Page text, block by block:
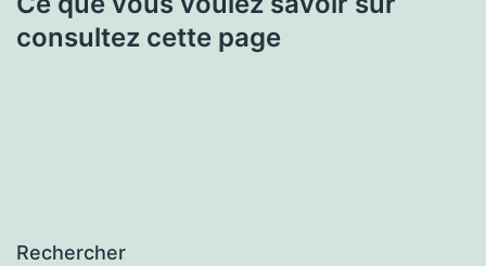
consultez cette page
Rechercher